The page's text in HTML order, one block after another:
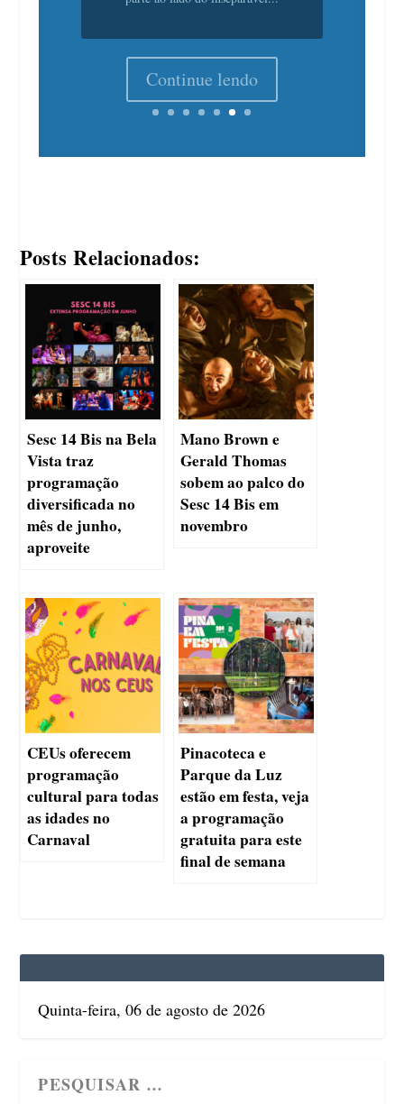
Posts Relacionados:
Sesc 14 Bis na Bela
Vista traz
programação
diversificada no
mês de junho,
aproveite
Mano Brown e
Gerald Thomas
sobem ao palco do
Sesc 14 Bis em
novembro
CEUs oferecem
programação
cultural para todas
as idades no
Carnaval
Pinacoteca e
Parque da Luz
estão em festa, veja
a programação
gratuita para este
final de semana
Quinta-feira, 06 de agosto de 2026